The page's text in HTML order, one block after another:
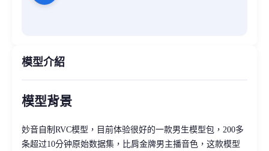
模型介紹
模型背景
妙音自制RVC模型，目前体验很好的一款男生模型包，200多
条超过10分钟原始数据集，比肩金牌男主播音色，这款模型